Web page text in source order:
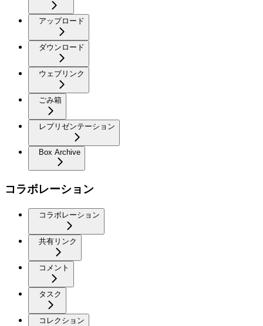
アップロード
ダウンロード
ウェブリンク
ごみ箱
レプリゼンテーション
Box Archive
コラボレーション
コラボレーション
共有リンク
コメント
タスク
コレクション